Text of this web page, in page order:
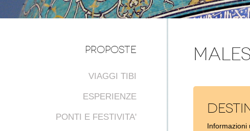
PROPOSTE
VIAGGI TIBI
ESPERIENZE
PONTI E FESTIVITA'
Informazioni